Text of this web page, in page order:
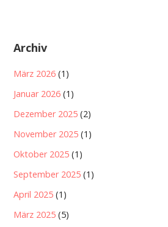
Archiv
März 2026 (1)
Januar 2026 (1)
Dezember 2025 (2)
November 2025 (1)
Oktober 2025 (1)
September 2025 (1)
April 2025 (1)
März 2025 (5)